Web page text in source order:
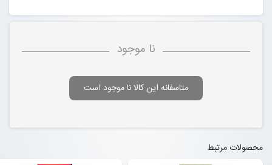
نا موجود
متاسفانه این کالا نا موجود است
محصولات مرتبط